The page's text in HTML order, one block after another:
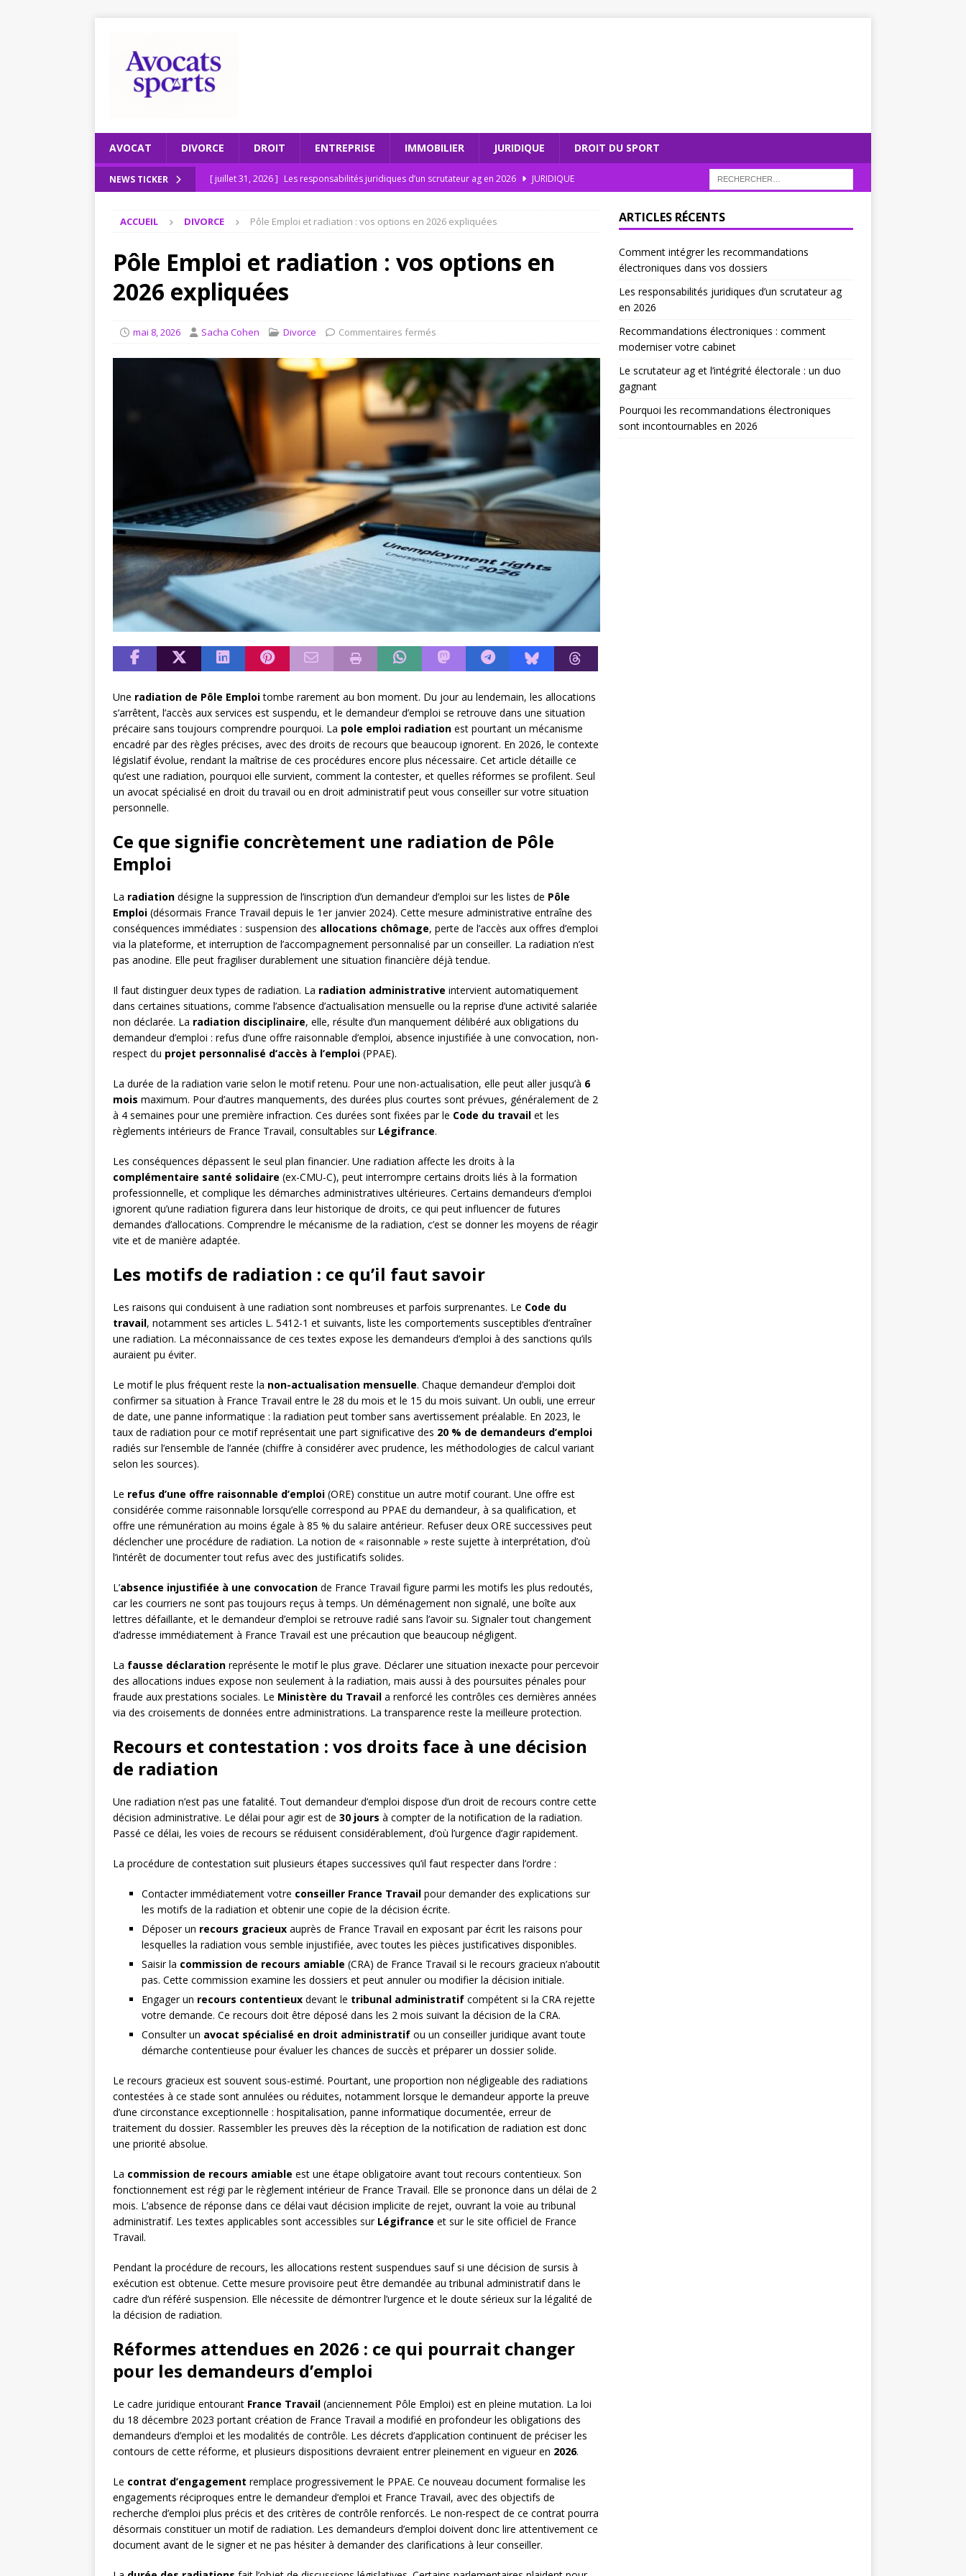
AVOCAT DIVORCE DROIT ENTREPRISE IMMOBILIER JURIDIQUE DROIT DU SPORT
NEWS TICKER [ juillet 31, 2026 ] Les responsabilités juridiques d’un scrutateur ag en 2026
JURIDIQUE
ENTREPRISE
[ juillet 23, 2026 ]
Le scrutateur ag et l’intégrité électorale : un duo gagnant
Pourquoi les recommandations électroniques sont incontournables en
2026
JURIDIQUE
[ août 4, 2026 ]
ACCUEIL DIVORCE Pôle Emploi et radiation : vos options en 2026 expliquées
Pôle Emploi et radiation : vos options en
2026 expliquées
mai 8, 2026 Sacha Cohen Divorce Commentaires fermés
Une radiation de Pôle Emploitombe rarement au bon moment. Du jour au lendemain, les allocations
s’arrêtent, l’accès aux services est suspendu, et le demandeur d’emploi se retrouve dans une situation
précaire sans toujours comprendre pourquoi. La pole emploi radiation est pourtant un mécanisme
encadré par des règles précises, avec des droits de recours que beaucoup ignorent. En 2026, le contexte
législatif évolue, rendant la maîtrise de ces procédures encore plus nécessaire. Cet article détaille ce
qu’est une radiation, pourquoi elle survient, comment la contester, et quelles réformes se profilent. Seul
un avocat spécialisé en droit du travail ou en droit administratif peut vous conseiller sur votre situation
personnelle.
Ce que signifie concrètement une radiation de Pôle
Emploi
La radiation désigne la suppression de l’inscription d’un demandeur d’emploi sur les listes de Pôle
Emploi (désormais France Travail depuis le 1er janvier 2024). Cette mesure administrative entraîne des
conséquences immédiates : suspension des allocations chômage, perte de l’accès aux offres d’emploi
via la plateforme, et interruption de l’accompagnement personnalisé par un conseiller. La radiation n’est
pas anodine. Elle peut fragiliser durablement une situation financière déjà tendue.
Il faut distinguer deux types de radiation. La radiation administrative intervient automatiquement
dans certaines situations, comme l’absence d’actualisation mensuelle ou la reprise d’une activité salariée
non déclarée. La radiation disciplinaire, elle, résulte d’un manquement délibéré aux obligations du
demandeur d’emploi : refus d’une offre raisonnable d’emploi, absence injustifiée à une convocation, non-
respect du projet personnalisé d’accès à l’emploi (PPAE).
La durée de la radiation varie selon le motif retenu. Pour une non-actualisation, elle peut aller jusqu’à 6
mois maximum. Pour d’autres manquements, des durées plus courtes sont prévues, généralement de 2
à 4 semaines pour une première infraction. Ces durées sont fixées par le Code du travail et les
règlements intérieurs de France Travail, consultables sur Légifrance.
Les conséquences dépassent le seul plan financier. Une radiation affecte les droits à la
complémentaire santé solidaire (ex-CMU-C), peut interrompre certains droits liés à la formation
professionnelle, et complique les démarches administratives ultérieures. Certains demandeurs d’emploi
ignorent qu’une radiation figurera dans leur historique de droits, ce qui peut influencer de futures
demandes d’allocations. Comprendre le mécanisme de la radiation, c’est se donner les moyens de réagir
vite et de manière adaptée.
Les motifs de radiation : ce qu’il faut savoir
Les raisons qui conduisent à une radiation sont nombreuses et parfois surprenantes. Le Code du
travail, notamment ses articles L. 5412-1 et suivants, liste les comportements susceptibles d’entraîner
une radiation. La méconnaissance de ces textes expose les demandeurs d’emploi à des sanctions qu’ils
auraient pu éviter.
Le motif le plus fréquent reste la non-actualisation mensuelle. Chaque demandeur d’emploi doit
confirmer sa situation à France Travail entre le 28 du mois et le 15 du mois suivant. Un oubli, une erreur
de date, une panne informatique : la radiation peut tomber sans avertissement préalable. En 2023, le
taux de radiation pour ce motif représentait une part significative des 20 % de demandeurs d’emploi
radiés sur l’ensemble de l’année (chiffre à considérer avec prudence, les méthodologies de calcul variant
selon les sources).
Le refus d’une offre raisonnable d’emploi (ORE) constitue un autre motif courant. Une offre est
considérée comme raisonnable lorsqu’elle correspond au PPAE du demandeur, à sa qualification, et
offre une rémunération au moins égale à 85 % du salaire antérieur. Refuser deux ORE successives peut
déclencher une procédure de radiation. La notion de « raisonnable » reste sujette à interprétation, d’où
l’intérêt de documenter tout refus avec des justificatifs solides.
L’absence injustifiée à une convocation de France Travail figure parmi les motifs les plus redoutés,
car les courriers ne sont pas toujours reçus à temps. Un déménagement non signalé, une boîte aux
lettres défaillante, et le demandeur d’emploi se retrouve radié sans l’avoir su. Signaler tout changement
d’adresse immédiatement à France Travail est une précaution que beaucoup négligent.
La fausse déclaration représente le motif le plus grave. Déclarer une situation inexacte pour percevoir
des allocations indues expose non seulement à la radiation, mais aussi à des poursuites pénales pour
fraude aux prestations sociales. Le Ministère du Travail a renforcé les contrôles ces dernières années
via des croisements de données entre administrations. La transparence reste la meilleure protection.
Recours et contestation : vos droits face à une décision
de radiation
Une radiation n’est pas une fatalité. Tout demandeur d’emploi dispose d’un droit de recours contre cette
décision administrative. Le délai pour agir est de 30 jours à compter de la notification de la radiation.
Passé ce délai, les voies de recours se réduisent considérablement, d’où l’urgence d’agir rapidement.
La procédure de contestation suit plusieurs étapes successives qu’il faut respecter dans l’ordre :
Contacter immédiatement votre conseiller France Travail pour demander des explications sur
les motifs de la radiation et obtenir une copie de la décision écrite.
Déposer un recours gracieux auprès de France Travail en exposant par écrit les raisons pour
lesquelles la radiation vous semble injustifiée, avec toutes les pièces justificatives disponibles.
Saisir la commission de recours amiable (CRA) de France Travail si le recours gracieux n’aboutit
pas. Cette commission examine les dossiers et peut annuler ou modifier la décision initiale.
Engager un recours contentieux devant le tribunal administratif compétent si la CRA rejette
votre demande. Ce recours doit être déposé dans les 2 mois suivant la décision de la CRA.
Consulter un avocat spécialisé en droit administratif ou un conseiller juridique avant toute
démarche contentieuse pour évaluer les chances de succès et préparer un dossier solide.
Le recours gracieux est souvent sous-estimé. Pourtant, une proportion non négligeable des radiations
contestées à ce stade sont annulées ou réduites, notamment lorsque le demandeur apporte la preuve
d’une circonstance exceptionnelle : hospitalisation, panne informatique documentée, erreur de
traitement du dossier. Rassembler les preuves dès la réception de la notification de radiation est donc
une priorité absolue.
La commission de recours amiable est une étape obligatoire avant tout recours contentieux. Son
fonctionnement est régi par le règlement intérieur de France Travail. Elle se prononce dans un délai de 2
mois. L’absence de réponse dans ce délai vaut décision implicite de rejet, ouvrant la voie au tribunal
administratif. Les textes applicables sont accessibles sur Légifrance et sur le site officiel de France
Travail.
Pendant la procédure de recours, les allocations restent suspendues sauf si une décision de sursis à
exécution est obtenue. Cette mesure provisoire peut être demandée au tribunal administratif dans le
cadre d’un référé suspension. Elle nécessite de démontrer l’urgence et le doute sérieux sur la légalité de
la décision de radiation.
Réformes attendues en 2026 : ce qui pourrait changer
pour les demandeurs d’emploi
Le cadre juridique entourant France Travail (anciennement Pôle Emploi) est en pleine mutation. La loi
du 18 décembre 2023 portant création de France Travail a modifié en profondeur les obligations des
demandeurs d’emploi et les modalités de contrôle. Les décrets d’application continuent de préciser les
contours de cette réforme, et plusieurs dispositions devraient entrer pleinement en vigueur en 2026.
Le contrat d’engagement remplace progressivement le PPAE. Ce nouveau document formalise les
engagements réciproques entre le demandeur d’emploi et France Travail, avec des objectifs de
recherche d’emploi plus précis et des critères de contrôle renforcés. Le non-respect de ce contrat pourra
désormais constituer un motif de radiation. Les demandeurs d’emploi doivent donc lire attentivement ce
document avant de le signer et ne pas hésiter à demander des clarifications à leur conseiller.
ARTICLES RÉCENTS
Comment intégrer les recommandations
électroniques dans vos dossiers
Les responsabilités juridiques d’un scrutateur ag
en 2026
Recommandations électroniques : comment
moderniser votre cabinet
Le scrutateur ag et l’intégrité électorale : un duo
gagnant
Pourquoi les recommandations électroniques
sont incontournables en 2026